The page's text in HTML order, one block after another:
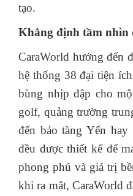
tạo.
Khẳng định tầm nhìn
CaraWorld hướng đến
hệ thống 38 đại tiện
bùng nhịp đập cho
golf, quảng trường
đến bảo tàng Yến
đều được thiết kế để
phong phú và giá trị
khi ra mắt, CaraWorld